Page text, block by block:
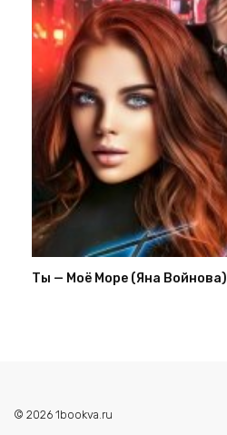
Ты — Моё Море (Яна Войнова)
© 2026 1bookva.ru